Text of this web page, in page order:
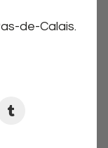
de-Calais.